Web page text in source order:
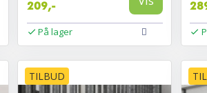
209,-
På lager
TILBUD